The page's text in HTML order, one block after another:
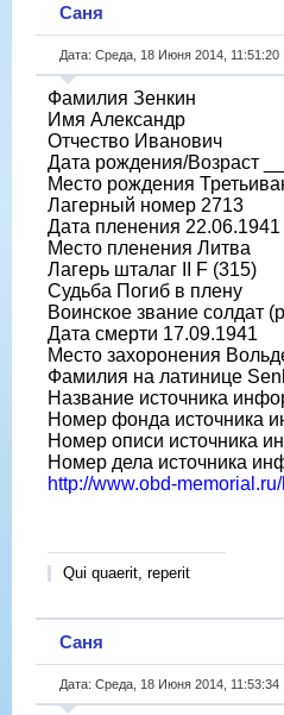
Саня
Дата: Среда, 18 Июня 2014,
Фамилия Зенкин
Имя Александр
Отчество Иванович
Дата рождения/Возраст
Место рождения
Лагерный номер 2713
Дата пленения 22.06.1941
Место пленения Литва
Лагерь шталаг II F (315)
Судьба Погиб в плену
Воинское звание солдат
Дата смерти 17.09.1941
Место захоронения
Фамилия на латинице
Название источника
Номер фонда источника
Номер описи источника
Номер дела источника
http://www.obd-
Qui quaerit, reperit
Саня
Дата: Среда, 18 Июня 2014,